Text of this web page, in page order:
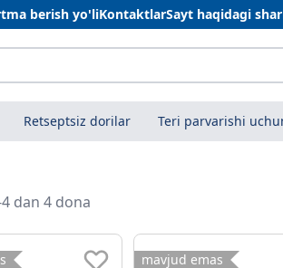
berish yo'liKontaktlarSayt haqidagi
Retseptsiz dorilar Teri parvarishi
dan 4 dona
mavjud emas